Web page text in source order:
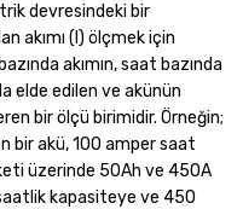
devresindeki bir
akımı (I) ölçmek için
akımın, saat bazında
elde edilen ve akünün
bir ölçü birimidir. Örneğin;
bir akü, 100 amper saat
üzerinde 50Ah ve 450A
kapasiteye ve 450